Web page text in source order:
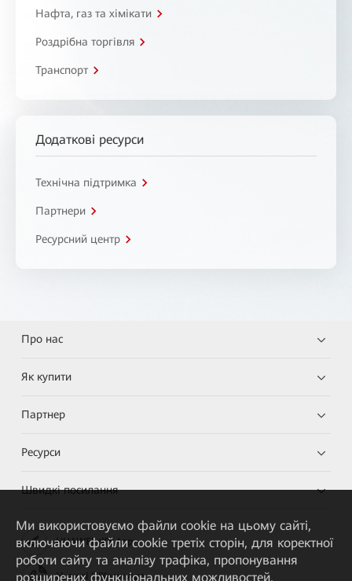
Нафта, газ та хімікати
Роздрібна торгівля
Транспорт
Додаткові ресурси
Технічна підтримка
Партнери
Ресурсний центр
Про нас
Як купити
Партнер
Ресурси
Швидкі посилання
HUAWEI eKit App
Huawei HiKnow App
Ми використовуємо файли cookie на цьому сайті,
включаючи файли cookie третіх сторін, для коректної
роботи сайту та аналізу трафіка, пропонування
розширених функціональних можливостей,